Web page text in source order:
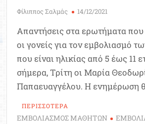
Φίλιππος Σαλμάς 14/12/2021
Απαντήσεις στα ερωτήματα
οι γονείς για τον εμβολιασμό
που είναι ηλικίας από 5 έως 11
σήμερα, Τρίτη οι Μαρία
Παπαευαγγέλου. Η ενημέρωση
ΠΕΡΙΣΣΟΤΕΡΑ
ΕΜΒΟΛΙΑΣΜΟΣ ΜΑΘΗΤΩΝ